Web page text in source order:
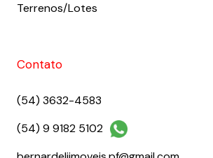
Terrenos/Lotes
Contato
(54) 3632-4583
(54) 9 9182 5102